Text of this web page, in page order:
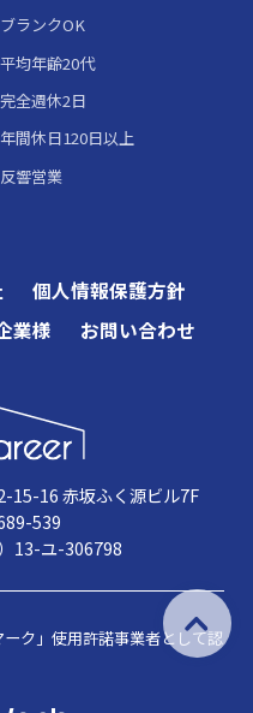
ブランクOK
平均年齢20代
完全週休2日
年間休日120日以上
反響営業
個人情報保護方針
業様 お問い合わせ
16 赤坂ふく源ビル7F
539
13-ユ-306798
ク」使用許諾事業者として認